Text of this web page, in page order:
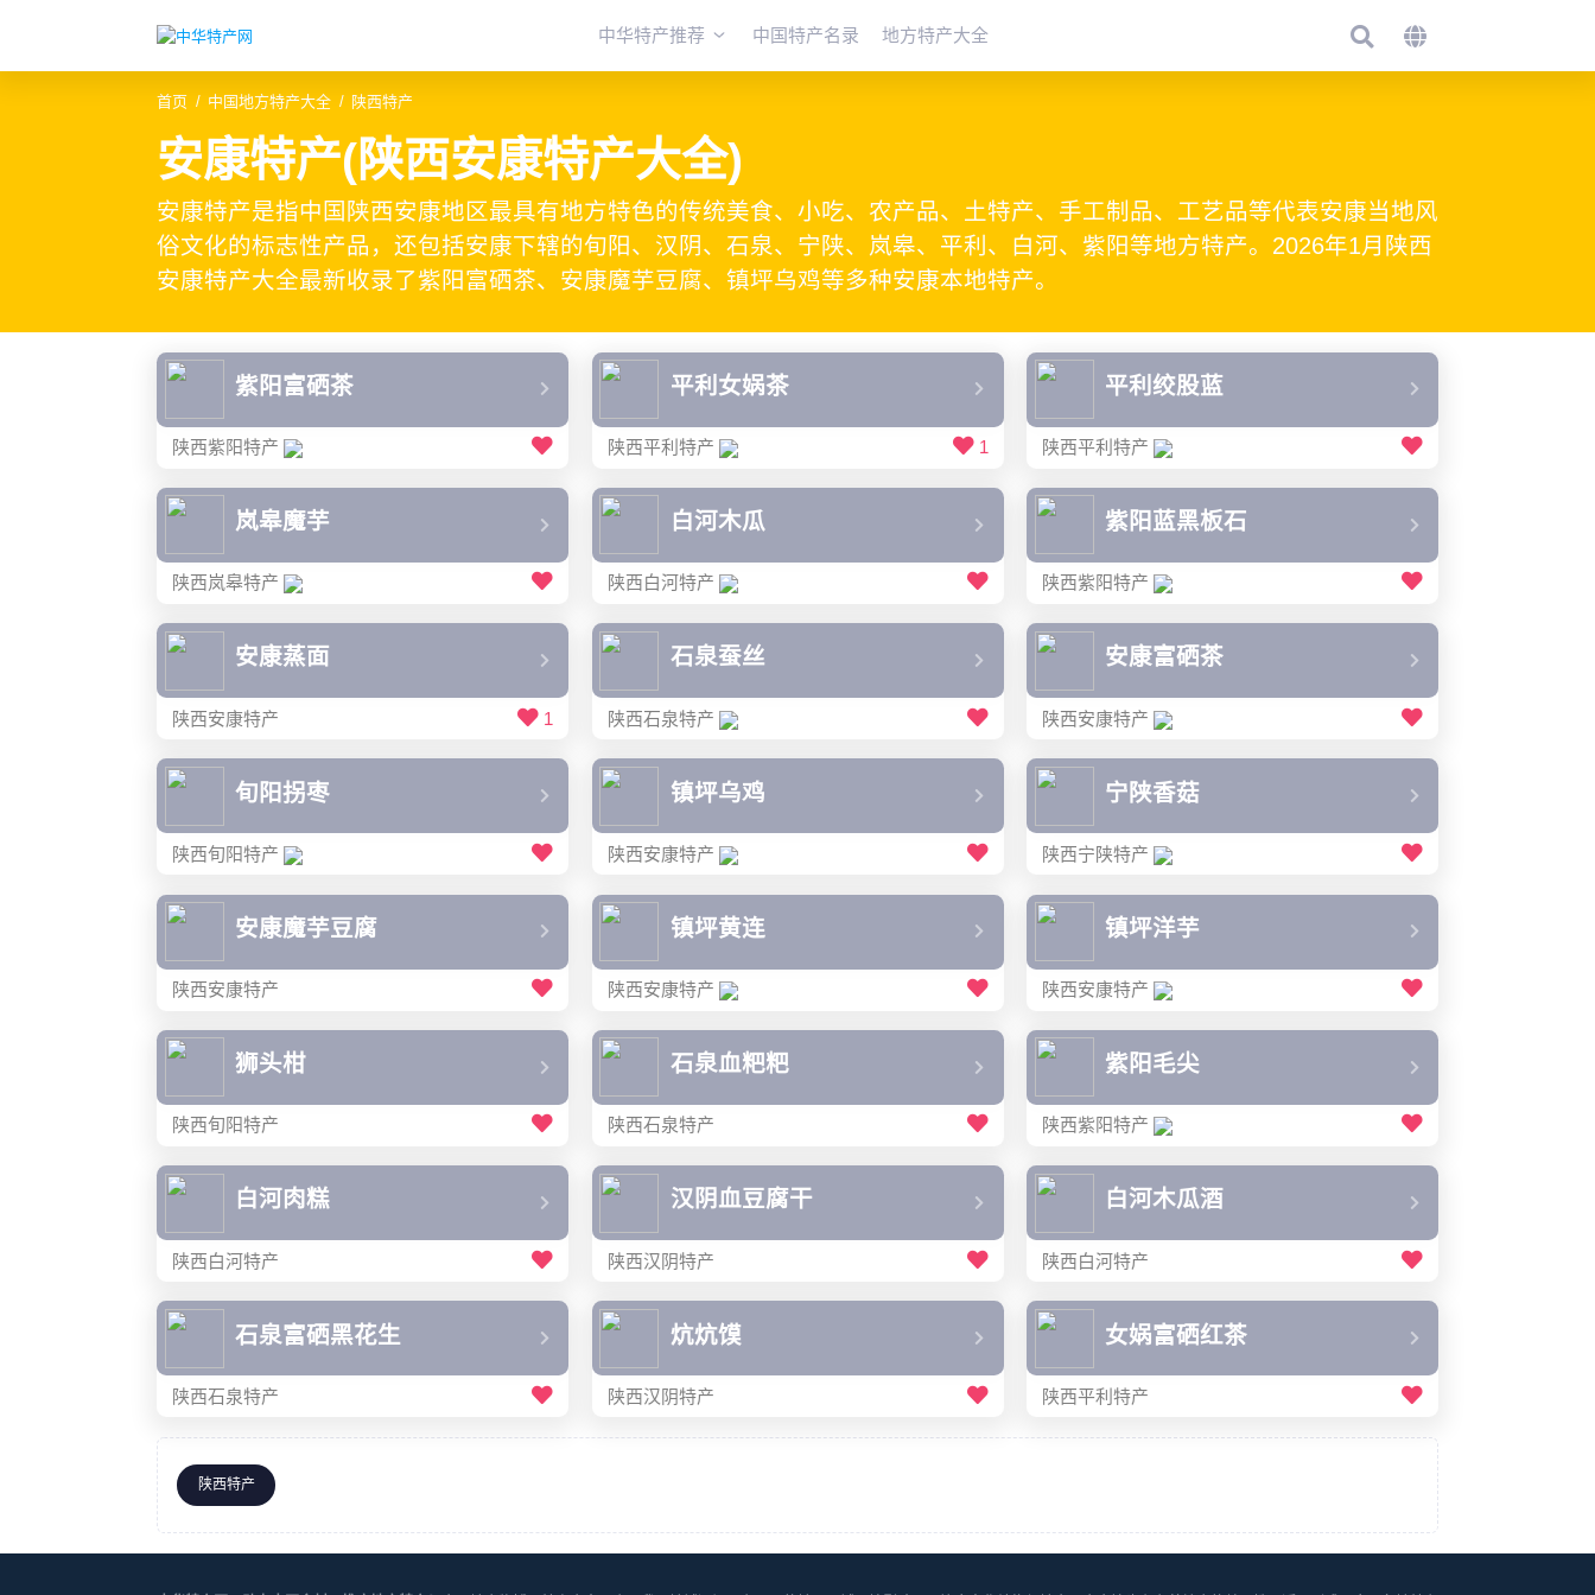
中华特产推荐 中国特产名录 地方特产大全
首页 中国地方特产大全 陕西特产
安康特产(陕西安康特产大全)
安康特产是指中国陕西安康地区最具有地方特色的传统美食、小吃、农产品、土特产、手工制品、工艺品等代表安康当地风
俗文化的标志性产品，还包括安康下辖的旬阳、汉阴、石泉、宁陕、岚皋、平利、白河、紫阳等地方特产。2026年1月陕西
安康特产大全最新收录了紫阳富硒茶、安康魔芋豆腐、镇坪乌鸡等多种安康本地特产。
紫阳富硒茶
陕西紫阳特产
平利女娲茶
陕西平利特产 1
平利绞股蓝
陕西平利特产
岚皋魔芋
陕西岚皋特产
白河木瓜
陕西白河特产
紫阳蓝黑板石
陕西紫阳特产
安康蒸面
陕西安康特产 1
石泉蚕丝
陕西石泉特产
安康富硒茶
陕西安康特产
旬阳拐枣
陕西旬阳特产
镇坪乌鸡
陕西安康特产
宁陕香菇
陕西宁陕特产
安康魔芋豆腐
陕西安康特产
镇坪黄连
陕西安康特产
镇坪洋芋
陕西安康特产
狮头柑
陕西旬阳特产
石泉血粑粑
陕西石泉特产
紫阳毛尖
陕西紫阳特产
白河肉糕
陕西白河特产
汉阴血豆腐干
陕西汉阴特产
白河木瓜酒
陕西白河特产
石泉富硒黑花生
陕西石泉特产
炕炕馍
陕西汉阴特产
女娲富硒红茶
陕西平利特产
陕西特产